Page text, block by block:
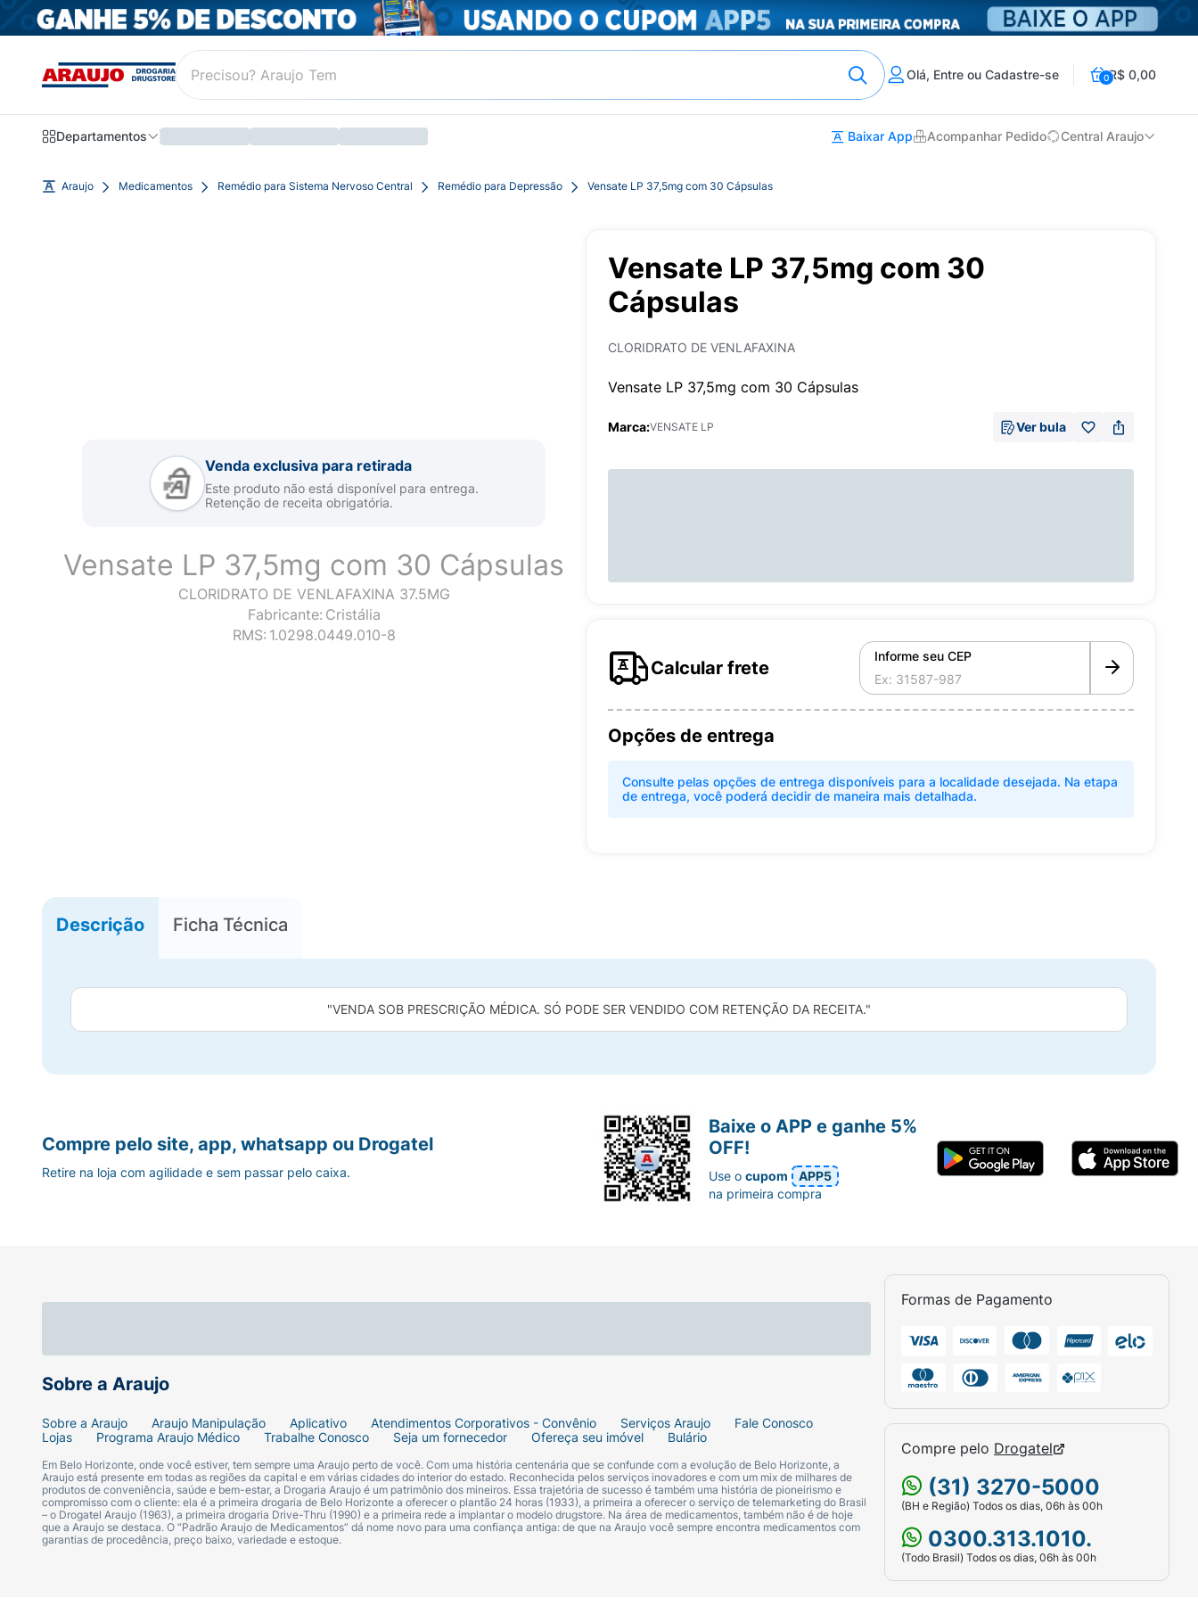
Olá, Entre ou Cadastre-se 0R$ 0,00
Departamentos Baixar App Acompanhar Pedido Central Araujo
Araujo Medicamentos Remédio para Sistema Nervoso Central Remédio para Depressão Vensate LP 37,5mg com 30 Cápsulas
Venda exclusiva para retirada
Este produto não está disponível para entrega.
Retenção de receita obrigatória.
Vensate LP 37,5mg com 30 Cápsulas
CLORIDRATO DE VENLAFAXINA 37.5MG
Fabricante: Cristália
RMS: 1.0298.0449.010-8
Vensate LP 37,5mg com 30
Cápsulas
CLORIDRATO DE VENLAFAXINA
Vensate LP 37,5mg com 30 Cápsulas
Marca:VENSATE LP Ver bula
Calcular frete
Informe seu CEP
Opções de entrega
Consulte pelas opções de entrega disponíveis para a localidade desejada. Na etapa
de entrega, você poderá decidir de maneira mais detalhada.
Descrição Ficha Técnica
"VENDA SOB PRESCRIÇÃO MÉDICA. SÓ PODE SER VENDIDO COM RETENÇÃO DA RECEITA."
Sobre a Araujo
Sobre a Araujo Araujo Manipulação Aplicativo Atendimentos Corporativos - Convênio Serviços Araujo
Fale Conosco
Lojas
Programa Araujo Médico Trabalhe Conosco Seja um fornecedor Ofereça seu imóvel Bulário
Em Belo Horizonte, onde você estiver, tem sempre uma Araujo perto de você. Com uma história centenária que se confunde com a evolução de Belo Horizonte, a
Araujo está presente em todas as regiões da capital e em várias cidades do interior do estado. Reconhecida pelos serviços inovadores e com um mix de milhares de
produtos de conveniência, saúde e bem-estar, a Drogaria Araujo é um patrimônio dos mineiros. Essa trajetória de sucesso é também uma história de pioneirismo e
compromisso com o cliente: ela é a primeira drogaria de Belo Horizonte a oferecer o plantão 24 horas (1933), a primeira a oferecer o serviço de telemarketing do Brasil
– o Drogatel Araujo (1963), a primeira drogaria Drive-Thru (1990) e a primeira rede a implantar o modelo drugstore. Na área de medicamentos, também não é de hoje
que a Araujo se destaca. O “Padrão Araujo de Medicamentos” dá nome novo para uma confiança antiga: de que na Araujo você sempre encontra medicamentos com
garantias de procedência, preço baixo, variedade e estoque.
Formas de Pagamento
Compre pelo Drogatel
(31) 3270-5000
(BH e Região) Todos os dias, 06h às 00h
0300.313.1010.
(Todo Brasil) Todos os dias, 06h às 00h
Compre pelo site, app, whatsapp ou Drogatel
Retire na loja com agilidade e sem passar pelo caixa.
Baixe o APP e ganhe 5%
OFF!
Use ocupom
APP5
na primeira compra